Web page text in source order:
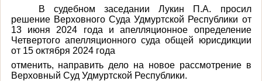
В судебном заседании Лукин П.А. просил
решение Верховного Суда Удмуртской Республики от
13 июня 2024 года и апелляционное определение
Четвертого апелляционного суда общей юрисдикции
от 15 октября 2024 года
отменить, направить дело на новое рассмотрение в
Верховный Суд Удмуртской Республики.